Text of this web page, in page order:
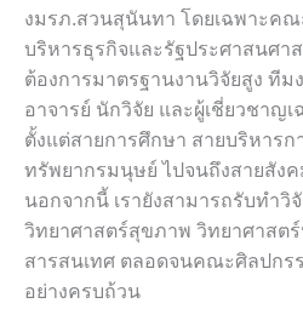
งมรภ.สวนสุนันทา โดยเฉพาะค
บริหารธุรกิจและรัฐประศาสนศา
ต้องการมาตรฐานงานวิจัยสูง ทีม
อาจารย์ นักวิจัย และผู้เชี่ยวชาญ
ตั้งแต่สายการศึกษา สายบริหารก
ทรัพยากรมนุษย์ ไปจนถึงสายสัง
นอกจากนี้ เรายังสามารถรับทำ
วิทยาศาสตร์สุขภาพ วิทยาศาสต
สารสนเทศ ตลอดจนคณะศิลปก
อย่างครบถ้วน